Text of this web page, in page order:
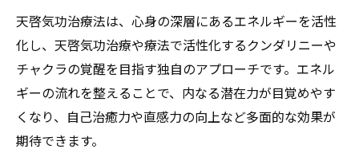
天啓気功治療法と天啓気功治療や療法で活
性化するクンダリニー覚醒の相乗効果
天啓気功治療や療法で活性化するクンダリ
ニー覚醒体験と天啓気功治療法の関係
開運成就を促す天啓気功治療や療法で活性
化するクンダリニー覚醒の実践ポイント
天啓気功治療法は、心身の深層にあるエネルギーを活性
化し、天啓気功治療や療法で活性化するクンダリニーや
チャクラの覚醒を目指す独自のアプローチです。エネル
ギーの流れを整えることで、内なる潜在力が目覚めやす
くなり、自己治癒力や直感力の向上など多面的な効果が
期待できます。